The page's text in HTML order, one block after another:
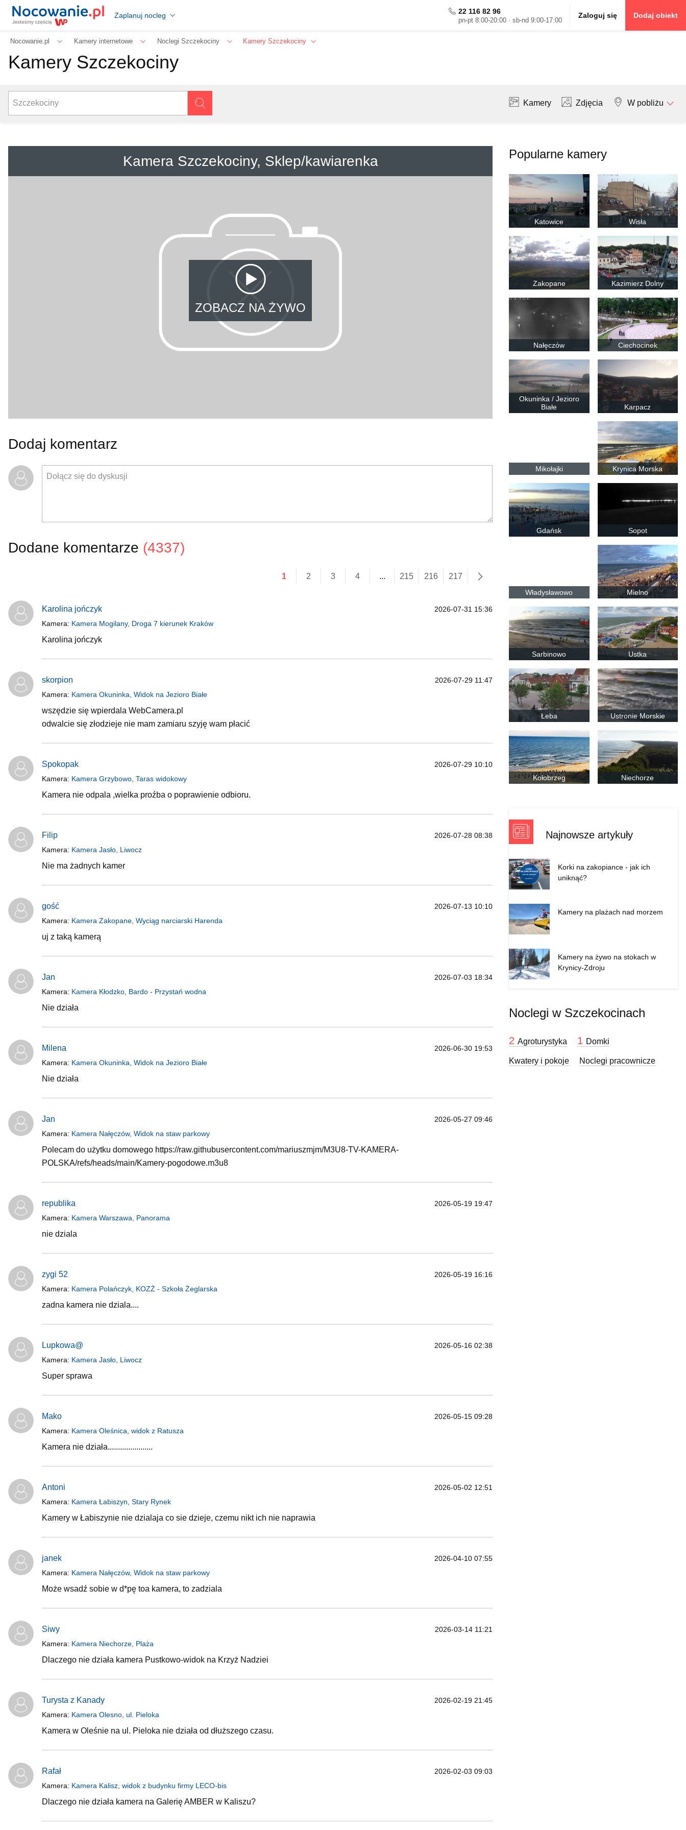
Zaplanuj nocleg 22 116 82 96
pn-pt 8:00-20:00 · sb-nd 9:00-17:00
Zaloguj się Dodaj obiekt
Nocowanie.pl Kamery internetowe Noclegi Szczekociny Kamery Szczekociny
Kamery Szczekociny
Kamery Zdjęcia W pobliżu
Kamera Szczekociny, Sklep/kawiarenka
ZOBACZ NA ŻYWO
Dodaj komentarz
Dodane komentarze (4337)
1 2 3 4 ... 215 216 217
Karolina jończyk
Kamera: Kamera Mogilany, Droga 7 kierunek Kraków
2026-07-31 15:36
Karolina jończyk
skorpion
Kamera: Kamera Okuninka, Widok na Jezioro Białe
2026-07-29 11:47
wszędzie się wpierdala WebCamera.pl
odwalcie się złodzieje nie mam zamiaru szyję wam płacić
Spokopak
Kamera: Kamera Grzybowo, Taras widokowy
2026-07-29 10:10
Kamera nie odpala ,wielka proźba o poprawienie odbioru.
Filip
Kamera: Kamera Jasło, Liwocz
2026-07-28 08:38
Nie ma żadnych kamer
gość
Kamera: Kamera Zakopane, Wyciąg narciarski Harenda
2026-07-13 10:10
uj z taką kamerą
Jan
Kamera: Kamera Kłodzko, Bardo - Przystań wodna
2026-07-03 18:34
Nie działa
Milena
Kamera: Kamera Okuninka, Widok na Jezioro Białe
2026-06-30 19:53
Nie działa
Jan
Kamera: Kamera Nałęczów, Widok na staw parkowy
2026-05-27 09:46
Polecam do użytku domowego https://raw.githubusercontent.com/mariuszmjm/M3U8-TV-KAMERA-
POLSKA/refs/heads/main/Kamery-pogodowe.m3u8
republika
Kamera: Kamera Warszawa, Panorama
2026-05-19 19:47
nie dziala
zygi 52
Kamera: Kamera Polańczyk, KOZŻ - Szkoła Żeglarska
2026-05-19 16:16
zadna kamera nie dziala....
Lupkowa@
Kamera: Kamera Jasło, Liwocz
2026-05-16 02:38
Super sprawa
Mako
Kamera: Kamera Oleśnica, widok z Ratusza
2026-05-15 09:28
Kamera nie działa......................
Antoni
Kamera: Kamera Łabiszyn, Stary Rynek
2026-05-02 12:51
Kamery w Łabiszynie nie dzialaja co sie dzieje, czemu nikt ich nie naprawia
janek
Kamera: Kamera Nałęczów, Widok na staw parkowy
2026-04-10 07:55
Może wsadź sobie w d*pę toa kamera, to zadziala
Siwy
Kamera: Kamera Niechorze, Plaża
2026-03-14 11:21
Dlaczego nie działa kamera Pustkowo-widok na Krzyż Nadziei
Turysta z Kanady
Kamera: Kamera Olesno, ul. Pieloka
2026-02-19 21:45
Kamera w Oleśnie na ul. Pieloka nie działa od dłuższego czasu.
Rafał
Kamera: Kamera Kalisz, widok z budynku firmy LECO-bis
2026-02-03 09:03
Dlaczego nie działa kamera na Galerię AMBER w Kaliszu?
Popularne kamery
Katowice Wisła
Zakopane Kazimierz Dolny
Nałęczów Ciechocinek
Okuninka / Jezioro
Białe
Karpacz
Mikołajki Krynica Morska
Gdańsk Sopot
Władysławowo Mielno
Sarbinowo Ustka
Łeba Ustronie Morskie
Kołobrzeg Niechorze
Najnowsze artykuły
Korki na zakopiance - jak ich
uniknąć?
Kamery na plażach nad morzem
Kamery na żywo na stokach w
Krynicy-Zdroju
Noclegi w Szczekocinach
2Agroturystyka 1 Domki
Kwatery i pokoje Noclegi pracownicze